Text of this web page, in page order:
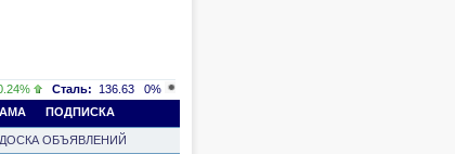
Сталь: 136.63
0%
ПОДПИСКА
ДОСКА ОБЪЯВЛЕНИЙ